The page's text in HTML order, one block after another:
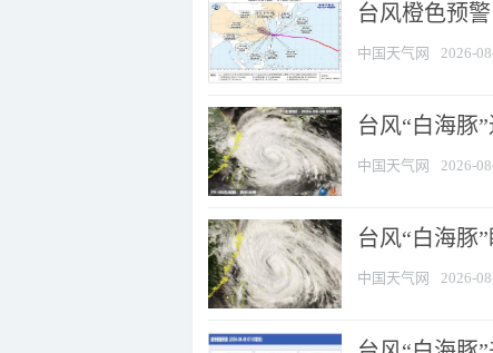
台风橙色预
中国天气网 2026-
台风“白海豚
中国天气网 2026-
台风“白海豚
中国天气网 2026-